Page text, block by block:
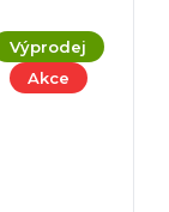
Výprodej
Akce